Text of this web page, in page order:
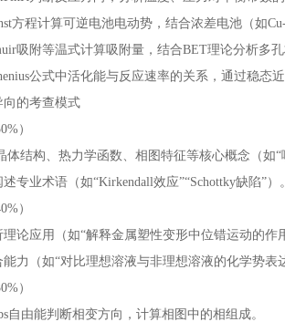
方程计算可逆电池电动势，结合浓差电池（如
吸附等温式计算吸附量，结合BET理论分析多
公式中活化能与反应速率的关系，通过稳态
的考查模式
）
体结构、热力学函数、相图特征等核心概念（如
专业术语（如“Kirkendall效应”“Schottky缺陷”）
）
论应用（如“解释金属塑性变形中位错运动的作
力（如“对比理想溶液与非理想溶液的化学势表
）
自由能判断相变方向，计算相图中的相组成。